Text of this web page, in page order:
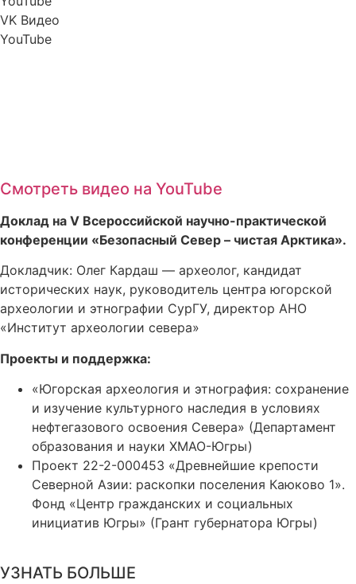
VK Видео
YouTube
Смотреть видео на YouTube
Доклад на V Всероссийской научно-практической
конференции «Безопасный Север – чистая Арктика».
Докладчик: Олег Кардаш — археолог, кандидат
исторических наук, руководитель центра югорской
археологии и этнографии СурГУ, директор АНО
«Институт археологии севера»
Проекты и поддержка:
«Югорская археология и этнография: сохранение
и изучение культурного наследия в условиях
нефтегазового освоения Севера» (Департамент
образования и науки ХМАО-Югры)
Проект 22-2-000453 «Древнейшие крепости
Северной Азии: раскопки поселения Каюково 1».
Фонд «Центр гражданских и социальных
инициатив Югры» (Грант губернатора Югры)
УЗНАТЬ БОЛЬШЕ